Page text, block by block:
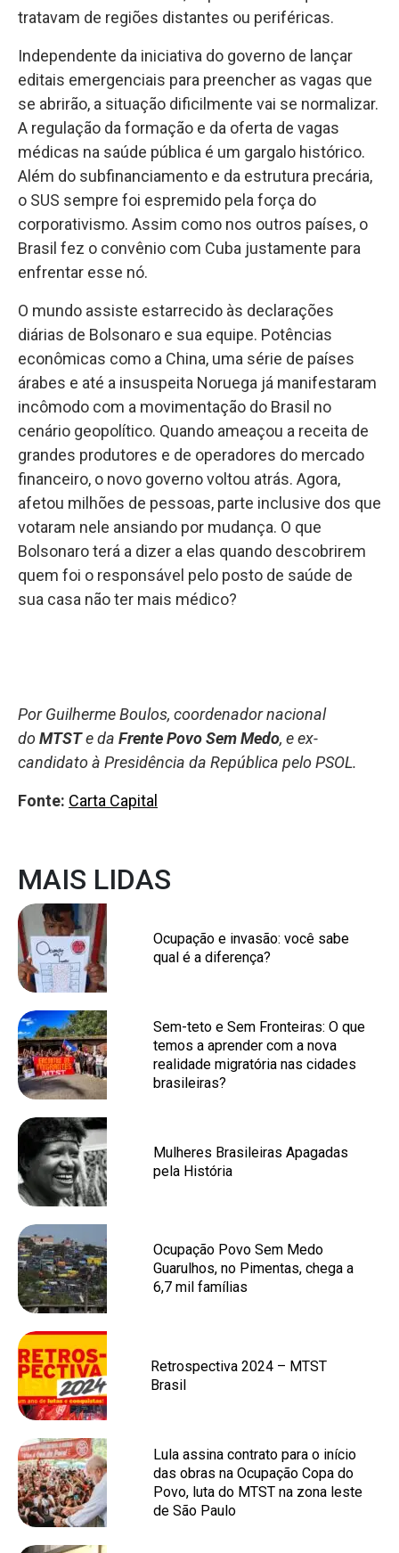
tratavam de regiões distantes ou periféricas.
Independente da iniciativa do governo de lançar
editais emergenciais para preencher as vagas que
se abrirão, a situação dificilmente vai se normalizar.
A regulação da formação e da oferta de vagas
médicas na saúde pública é um gargalo histórico.
Além do subfinanciamento e da estrutura precária,
o SUS sempre foi espremido pela força do
corporativismo. Assim como nos outros países, o
Brasil fez o convênio com Cuba justamente para
enfrentar esse nó.
O mundo assiste estarrecido às declarações
diárias de Bolsonaro e sua equipe. Potências
econômicas como a China, uma série de países
árabes e até a insuspeita Noruega já manifestaram
incômodo com a movimentação do Brasil no
cenário geopolítico. Quando ameaçou a receita de
grandes produtores e de operadores do mercado
financeiro, o novo governo voltou atrás. Agora,
afetou milhões de pessoas, parte inclusive dos que
votaram nele ansiando por mudança. O que
Bolsonaro terá a dizer a elas quando descobrirem
quem foi o responsável pelo posto de saúde de
sua casa não ter mais médico?
Por Guilherme Boulos, coordenador nacional
doMTSTe da Frente Povo Sem Medo, e ex-
candidato à Presidência da República pelo PSOL.
Fonte: Carta Capital
MAIS LIDAS
Ocupação e invasão: você sabe
qual é a diferença?
Sem-teto e Sem Fronteiras: O que
temos a aprender com a nova
realidade migratória nas cidades
brasileiras?
Mulheres Brasileiras Apagadas
pela História
Ocupação Povo Sem Medo
Guarulhos, no Pimentas, chega a
6,7 mil famílias
Retrospectiva 2024 – MTST
Brasil
Lula assina contrato para o início
das obras na Ocupação Copa do
Povo, luta do MTST na zona leste
de São Paulo